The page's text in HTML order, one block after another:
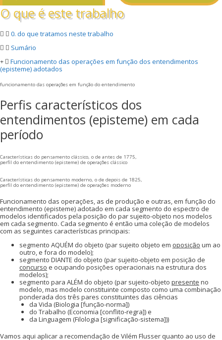
O que é este trabalho
0. do que tratamos neste trabalho
Sumário
Funcionamento das operações em função dos entendimentos
(episteme) adotados
funcionamento das operações em função do entendimento
Perfis característicos dos
entendimentos (episteme) em cada
período
Características do pensamento clássico, o de antes de 1775,
perfil do entendimento (episteme) de operações clássico
Características do pensamento moderno, o de depois de 1825,
perfil do entendimento (episteme) de operações moderno
Funcionamento das operações, as de produção e outras, em função do
entendimento (episteme) adotado em cada segmento do espectro de
modelos identificados pela posição do par sujeito-objeto nos modelos
em cada segmento. Cada segmento é então uma coleção de modelos
com as seguintes características principais:
segmento AQUÉM do objeto (par sujeito objeto em oposição um ao
outro, e fora do modelo);
segmento DIANTE do objeto (par sujeito-objeto em posição de
concurso e ocupando posições operacionais na estrutura dos
modelos);
segmento para ALÉM do objeto (par sujeito-objeto presente no
modelo, mas modelo constituinte composto como uma combinação
ponderada dos três pares constituintes das ciências
da Vida (Biologia [função-norma])
do Trabalho (Economia [conflito-regra]) e
da Linguagem (Filologia [significação-sistema]))
Vamos aqui aplicar a recomendação de Vilém Flusser quanto ao uso de